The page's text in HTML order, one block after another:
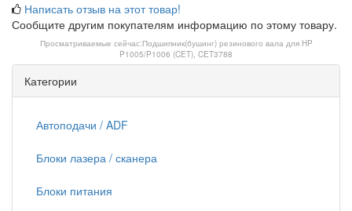
Написать отзыв на этот товар!
Сообщите другим покупателям информацию по этому товару.
Просматриваемые сейчас:Подшипник(бушинг) резинового вала для HP
P1005/P1006 (CET), CET3788
Категории
Автоподачи / ADF
Блоки лазера / сканера
Блоки питания